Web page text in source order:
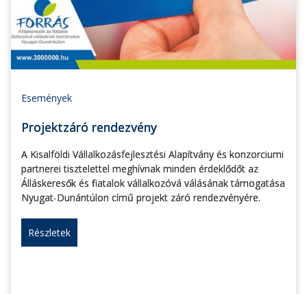
Események
Projektzáró rendezvény
A Kisalföldi Vállalkozásfejlesztési Alapítvány és konzorciumi
partnerei tisztelettel meghívnak minden érdeklődőt az
Álláskeresők és fiatalok vállalkozóvá válásának támogatása
Nyugat-Dunántúlon című projekt záró rendezvényére.
Részletek